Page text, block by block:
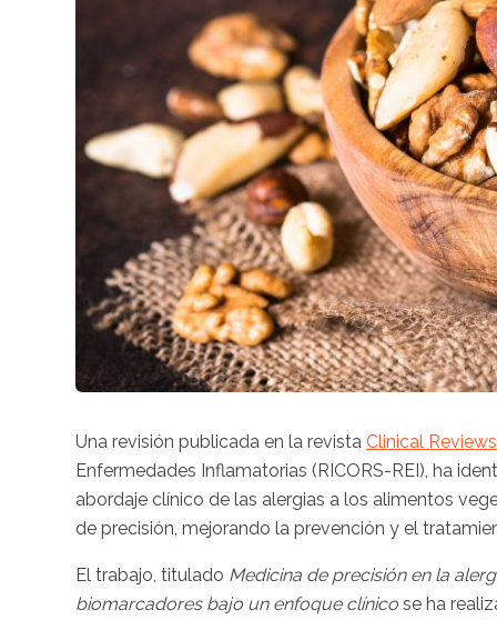
Una revisión publicada en la revista Clinical
Enfermedades Inflamatorias (RICORS-REI), ha
abordaje clínico de las alergias a los alimentos
de precisión, mejorando la prevención y el
El trabajo, titulado Medicina de precisión en la
biomarcadores bajo un enfoque clínico se ha